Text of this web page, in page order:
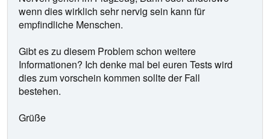
wenn dies wirklich sehr nervig sein kann für
empfindliche Menschen.
Gibt es zu diesem Problem schon weitere
Informationen? Ich denke mal bei euren Tests wird
dies zum vorschein kommen sollte der Fall
bestehen.
Grüße